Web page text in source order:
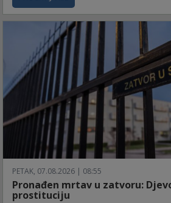
PETAK, 07.08.2026 | 08:55
Pronađen mrtav u zatvoru:
prostituciju